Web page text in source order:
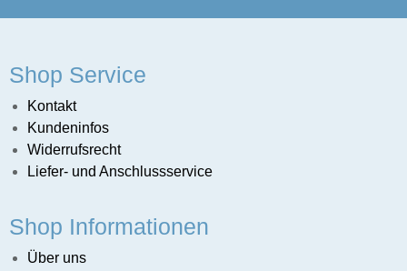
Shop Service
Kontakt
Kundeninfos
Widerrufsrecht
Liefer- und Anschlussservice
Shop Informationen
Über uns